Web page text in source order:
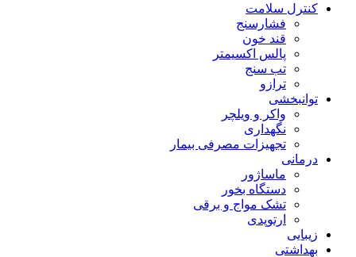
کنترل سلامت
فشارسنج
قند خون
پالس اکسیمتر
تب سنج
ترازو
توانبخشی
واکر و ویلچر
نگهداری
تجهیزات مصرفی بیمار
درمانی
ماساژور
دستگاه بخور
تشک مواج و برقی
ارتوپدی
زیبایی
بهداشتی